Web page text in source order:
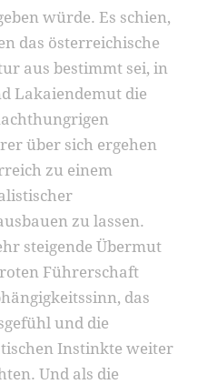
würde. Es schien,
das österreichische
aus bestimmt sei, in
Lakaiendemut die
über sich ergehen
zu einem
zu lassen.
steigende Übermut
Führerschaft
das
und die
Instinkte weiter
Und als die